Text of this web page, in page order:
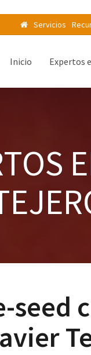
Servicios
Inicio Expertos
seed